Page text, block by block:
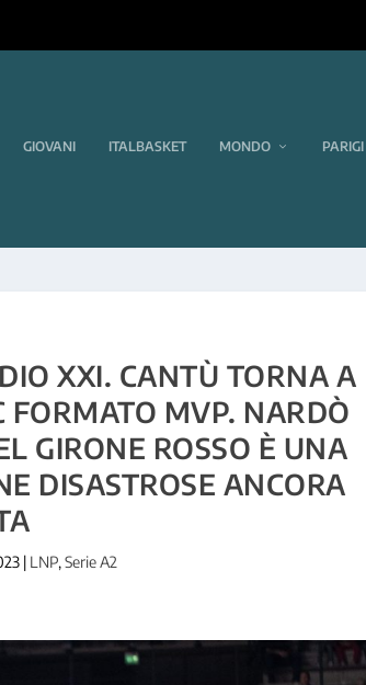
GIOVANI ITALBASKET MONDO
XXI. CANTÙ TORNA A
FORMATO MVP. NARDÒ
GIRONE ROSSO È UNA
DISASTROSE ANCORA
| LNP,Serie A2